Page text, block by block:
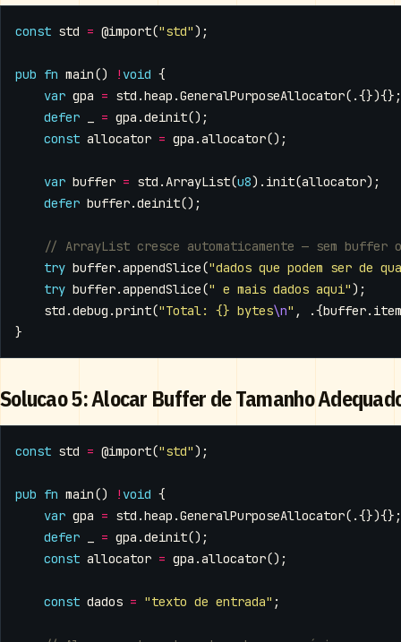
const std = @import("std");
pub fn main() ! void {
var gpa = std .heap .GeneralPurposeAllocator(.{}){};
defer
= gpa .deinit();
const allocator = gpa .allocator();
var buffer = std . ArrayList(u8). init(allocator);
defer buffer.deinit();
try buffer.appendSlice("dados que podem ser de
try buffer.appendSlice(" e mais dados aqui");
std .debug .print("Total: {} bytes\n" , .{buffer.
}
Solucao 5: Alocar Buffer de Tamanho
const std = @import("std");
pub fn main() ! void {
var gpa = std .heap .GeneralPurposeAllocator(.{}){};
defer
= gpa .deinit();
const allocator = gpa .allocator();
const dados = "texto de entrada" ;